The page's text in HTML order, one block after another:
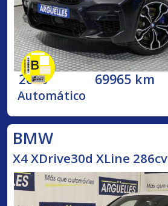
2020 69965 km
Automático
BMW
X4 XDrive30d XLine 286cv